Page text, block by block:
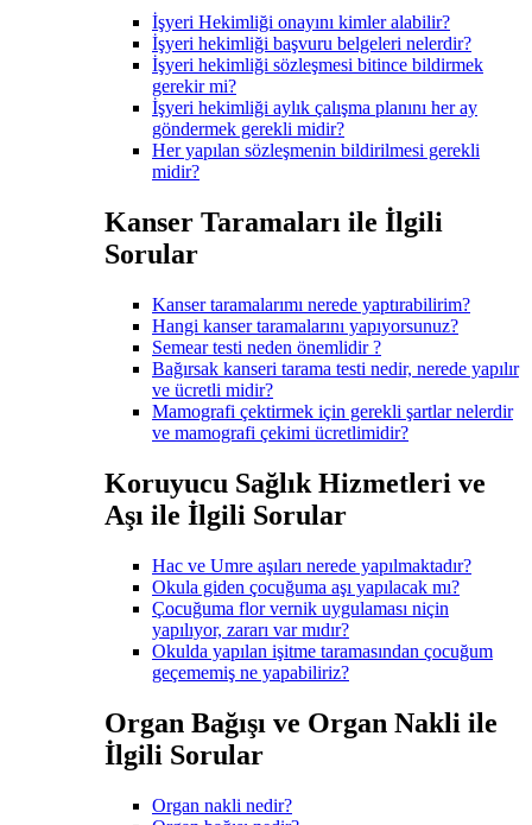
İşyeri Hekimliği onayını kimler alabilir?
İşyeri hekimliği başvuru belgeleri nelerdir?
İşyeri hekimliği sözleşmesi bitince bildirmek
gerekir mi?
İşyeri hekimliği aylık çalışma planını her ay
göndermek gerekli midir?
Her yapılan sözleşmenin bildirilmesi gerekli
midir?
Kanser Taramaları ile İlgili
Sorular
Kanser taramalarımı nerede yaptırabilirim?
Hangi kanser taramalarını yapıyorsunuz?
Semear testi neden önemlidir ?
Bağırsak kanseri tarama testi nedir, nerede yapılır
ve ücretli midir?
Mamografi çektirmek için gerekli şartlar nelerdir
ve mamografi çekimi ücretlimidir?
Koruyucu Sağlık Hizmetleri ve
Aşı ile İlgili Sorular
Hac ve Umre aşıları nerede yapılmaktadır?
Okula giden çocuğuma aşı yapılacak mı?
Çocuğuma flor vernik uygulaması niçin
yapılıyor, zararı var mıdır?
Okulda yapılan işitme taramasından çocuğum
geçememiş ne yapabiliriz?
Organ Bağışı ve Organ Nakli ile
İlgili Sorular
Organ nakli nedir?